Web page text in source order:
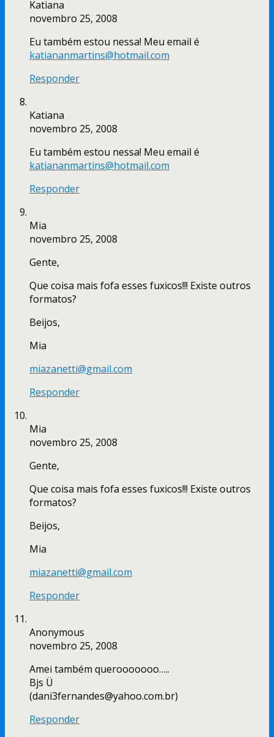
Katiana
novembro 25, 2008
Eu também estou nessa! Meu email é
katiananmartins@hotmail.com
Responder
Katiana
novembro 25, 2008
Eu também estou nessa! Meu email é
katiananmartins@hotmail.com
Responder
Mia
novembro 25, 2008
Gente,
Que coisa mais fofa esses fuxicos!!! Existe outros
formatos?
Beijos,
Mia
miazanetti@gmail.com
Responder
Mia
novembro 25, 2008
Gente,
Que coisa mais fofa esses fuxicos!!! Existe outros
formatos?
Beijos,
Mia
miazanetti@gmail.com
Responder
Anonymous
novembro 25, 2008
Amei também querooooooo…..
Bjs Ü
(dani3fernandes@yahoo.com.br)
Responder